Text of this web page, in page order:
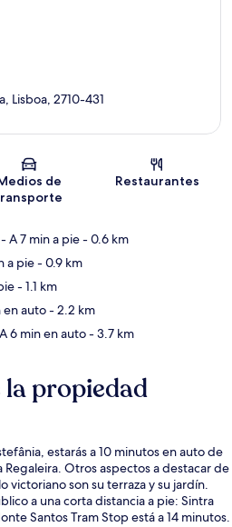
Sección del mapa
Lisboa, 2710-431
de
Restaurantes
- A 7 min a pie- 0.6 km
a pie- 0.9 km
- 1.1 km
en auto- 2.2 km
6 min en auto- 3.7 km
propiedad
estarás a 10 minutos en auto de
Regaleira. Otros aspectos a destacar de
victoriano son su terraza y su jardín.
a una corta distancia a pie: Sintra
Santos Tram Stop está a 14 minutos.